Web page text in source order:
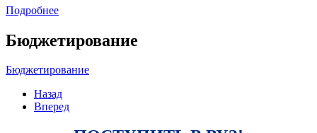
Подробнее
Бюджетирование
Бюджетирование
Назад
Вперед